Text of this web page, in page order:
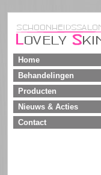
Home
Behandelingen
Producten
Nieuws & Acties
Contact